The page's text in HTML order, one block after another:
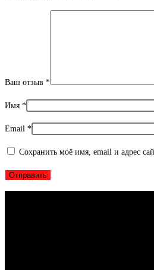
Ваш отзыв *
Имя *
Email *
Сохранить моё имя, email и адрес